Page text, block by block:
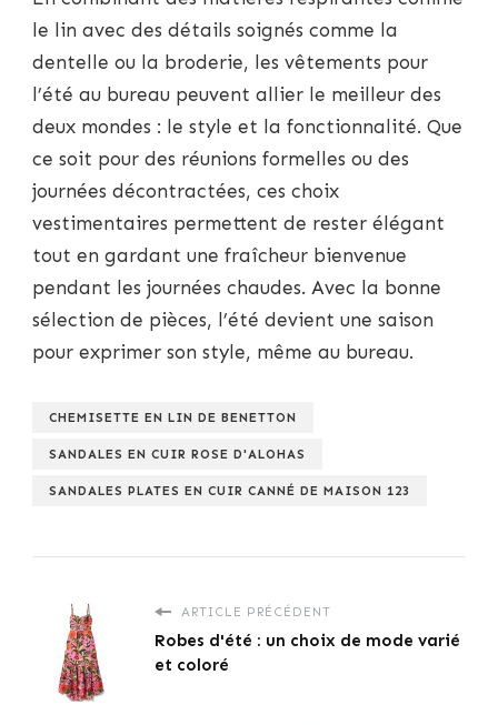
le lin avec des détails soignés comme la
dentelle ou la broderie, les vêtements pour
l’été au bureau peuvent allier le meilleur des
deux mondes : le style et la fonctionnalité. Que
ce soit pour des réunions formelles ou des
journées décontractées, ces choix
vestimentaires permettent de rester élégant
tout en gardant une fraîcheur bienvenue
pendant les journées chaudes. Avec la bonne
sélection de pièces, l’été devient une saison
pour exprimer son style, même au bureau.
CHEMISETTE EN LIN DE BENETTON
SANDALES EN CUIR ROSE D'ALOHAS
SANDALES PLATES EN CUIR CANNÉ DE MAISON 123
ARTICLE PRÉCÉDENT
Robes d'été : un choix de mode varié
et coloré